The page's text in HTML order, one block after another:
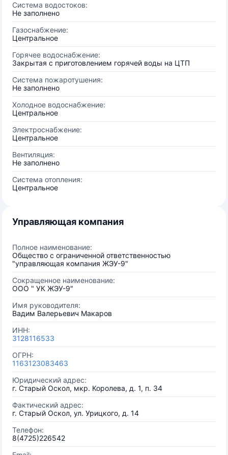
Система водостоков:
Не заполнено
Газоснабжение:
Центральное
Горячее водоснабжение:
Закрытая с приготовлением горячей воды на ЦТП
Система пожаротушения:
Не заполнено
Холодное водоснабжение:
Центральное
Электроснабжение:
Центральное
Вентиляция:
Не заполнено
Система отопления:
Центральное
Управляющая компания
Полное наименование:
Общество с ограниченной ответственностью
"управляющая компания ЖЭУ-9"
Сокращенное наименование:
ООО " УК ЖЭУ-9"
Имя руководителя:
Вадим Валерьевич Макаров
ИНН:
3128116533
ОГРН:
1163123083463
Юридический адрес:
г. Старый Оскол, мкр. Королева, д. 1, п. 34
Фактический адрес:
г. Старый Оскол, ул. Урицкого, д. 14
Телефон:
8(4725)226542